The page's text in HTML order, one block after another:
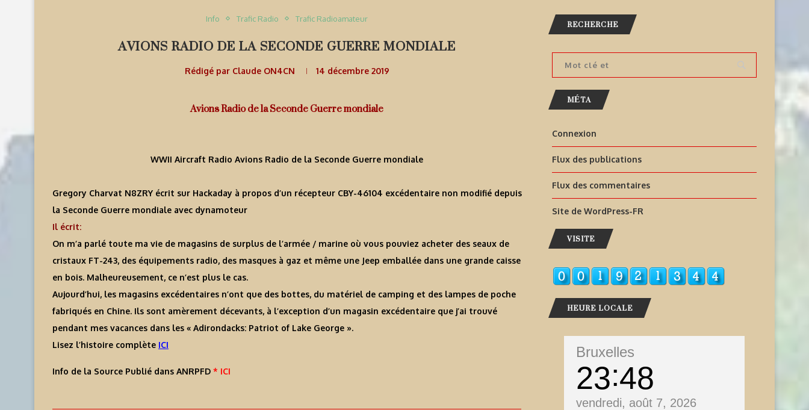
Info Trafic Radio Trafic Radioamateur
AVIONS RADIO DE LA SECONDE GUERRE MONDIALE
Rédigé par Claude ON4CN 14 décembre 2019
Avions Radio de la Seconde Guerre mondiale
WWII Aircraft Radio Avions Radio de la Seconde Guerre mondiale
Gregory Charvat N8ZRY écrit sur Hackaday à propos d’un récepteur CBY-46104 excédentaire non modifié depuis
la Seconde Guerre mondiale avec dynamoteur
Il écrit:
On m’a parlé toute ma vie de magasins de surplus de l’armée / marine où vous pouviez acheter des seaux de
cristaux FT-243, des équipements radio, des masques à gaz et même une Jeep emballée dans une grande caisse
en bois. Malheureusement, ce n’est plus le cas.
Aujourd’hui, les magasins excédentaires n’ont que des bottes, du matériel de camping et des lampes de poche
fabriqués en Chine. Ils sont amèrement décevants, à l’exception d’un magasin excédentaire que j’ai trouvé
pendant mes vacances dans les « Adirondacks: Patriot of Lake George ».
Lisez l’histoire complète ICI
Info de la Source Publié dans ANRPFD * ICI
RECHERCHE
MÉTA
Connexion
Flux des publications
Flux des commentaires
Site de WordPress-FR
VISITE
HEURE LOCALE
Bruxelles
23 48
vendredi, août 7, 2026